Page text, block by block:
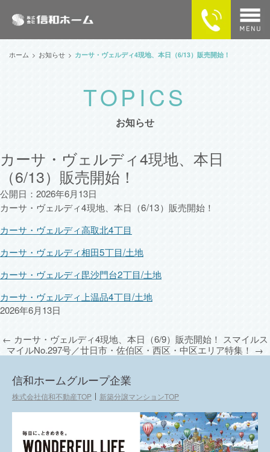
ホーム お知らせ カーサ・ヴェルディ4現地、本日（6/13）販売開始！
お知らせ
カーサ・ヴェルディ4現地、本日
（6/13）販売開始！
公開日：2026年6月13日
カーサ・ヴェルディ4現地、本日（6/13）販売開始！
カーサ・ヴェルディ高取北4丁目
カーサ・ヴェルディ相田5丁目/土地
カーサ・ヴェルディ毘沙門台2丁目/土地
カーサ・ヴェルディ上温品4丁目/土地
2026年6月13日
← カーサ・ヴェルディ4現地、本日（6/9）販売開始！ スマイルス
マイルNo.297号／廿日市・佐伯区・西区・中区エリア特集！ →
home
企業情報
供給実績
SNSで最新情報をチェック！
信和ホームグループ企業
株式会社信和不動産TOP 新築分譲マンションTOP